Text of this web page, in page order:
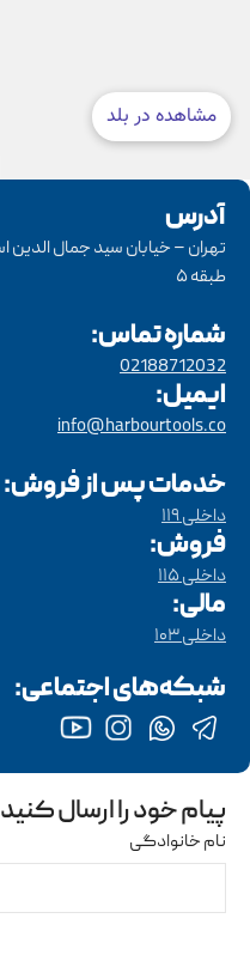
آدرس
طبقه ۵
شماره تماس:
02188712032
ایمیل:
info@harbourtools.co
خدمات پس از فروش:
داخلی ۱۱۹
فروش:
داخلی ۱۱۵
مالی:
داخلی ۱۰۳
شبکه‌های اجتماعی:
پیام خود را ارسال کنید
نام خانوادگی